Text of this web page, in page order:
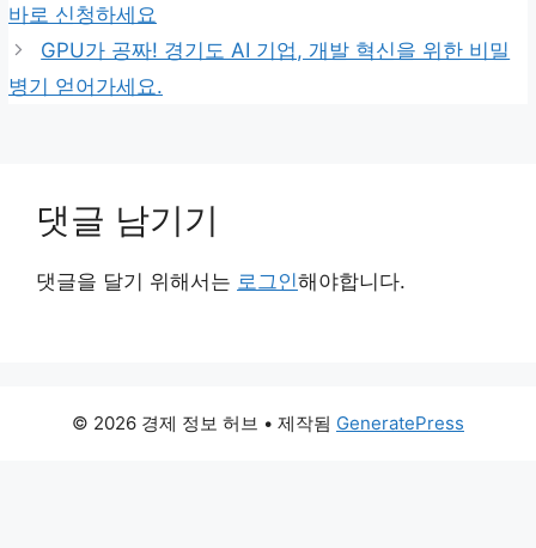
리
바로 신청하세요
GPU가 공짜! 경기도 AI 기업, 개발 혁신을 위한 비밀
병기 얻어가세요.
댓글 남기기
댓글을 달기 위해서는 로그인해야합니다.
© 2026 경제 정보 허브 • 제작됨 GeneratePress